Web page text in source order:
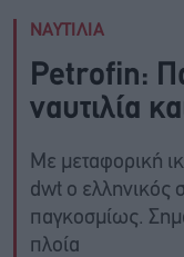
ΝΑΥΤΙΛΙΑ
Petrofin:
ναυτιλία
Με μεταφορική
dwt ο ελληνικός
παγκοσμίως.
πλοία